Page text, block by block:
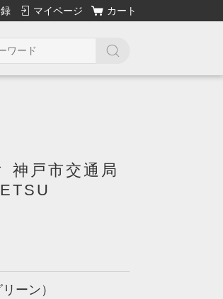
マイページ カート
神戸市交通局
ーン）